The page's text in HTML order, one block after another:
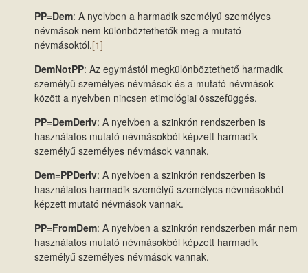
PP=Dem: A nyelvben a harmadik személyű személyes
névmások nem különböztethetők meg a mutató
névmásoktól.[1]
DemNotPP: Az egymástól megkülönböztethető harmadik
személyű személyes névmások és a mutató névmások
között a nyelvben nincsen etimológiai összefüggés.
PP=DemDeriv: A nyelvben a szinkrón rendszerben is
használatos mutató névmásokból képzett harmadik
személyű személyes névmások vannak.
Dem=PPDeriv: A nyelvben a szinkrón rendszerben is
használatos harmadik személyű személyes névmásokból
képzett mutató névmások vannak.
PP=FromDem: A nyelvben a szinkrón rendszerben már nem
használatos mutató névmásokból képzett harmadik
személyű személyes névmások vannak.